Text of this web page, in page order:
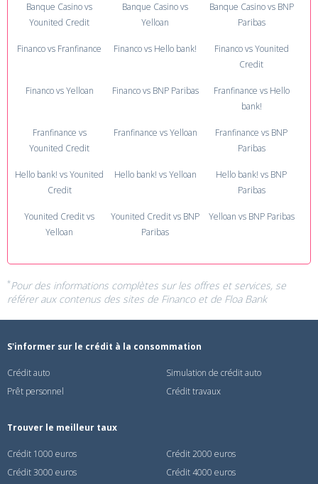
Banque Casino vs
Younited Credit
Banque Casino vs
Yelloan
Banque Casino vs BNP
Paribas
Financo vs Franfinance Financo vs Hello bank!
Financo vs Younited
Credit
Financo vs Yelloan Financo vs BNP Paribas
Franfinance vs Hello
bank!
Franfinance vs
Younited Credit
Franfinance vs Yelloan
Franfinance vs BNP
Paribas
Hello bank! vs Younited
Credit
Hello bank! vs Yelloan
Hello bank! vs BNP
Paribas
Younited Credit vs
Yelloan
Younited Credit vs BNP
Paribas
Yelloan vs BNP Paribas
*Pour des informations complètes sur les offres et services, se
référer aux contenus des sites de Financoet de Floa Bank
S'informer sur le crédit à la consommation
Crédit auto
Simulation de crédit auto
Prêt personnel
Crédit travaux
Trouver le meilleur taux
Crédit 1000 euros
Crédit 2000 euros
Crédit 3000 euros
Crédit 4000 euros